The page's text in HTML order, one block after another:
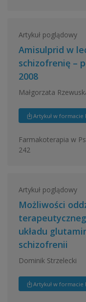
Artykuł poglądowy
Amisulprid w
schizofrenię –
2008
Małgorzata
Artykuł w formacie
Farmakoterapia w
242
Artykuł poglądowy
Możliwości
układu
schizofrenii
Dominik Strzelecki
Artykuł w formacie